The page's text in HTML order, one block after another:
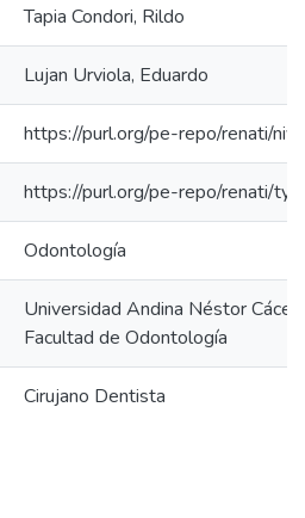
Tapia Condori, Rildo
Lujan Urviola, Eduardo
https://purl.org/pe-repo/renati/
https://purl.org/pe-repo/renati/
Odontología
Universidad Andina Néstor
Facultad de Odontología
Cirujano Dentista